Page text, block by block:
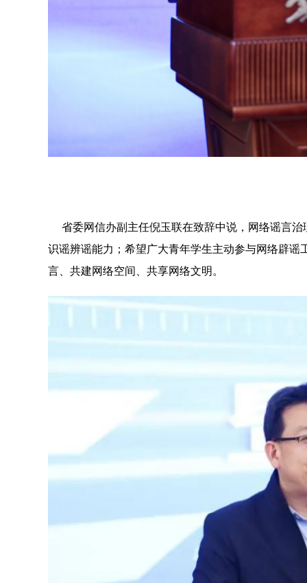
省委网信办副主任倪玉联在致辞中说，网络谣言治
识谣辨谣能力；希望广大青年学生主动参与网络辟
言、共建网络空间、共享网络文明。